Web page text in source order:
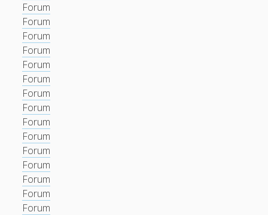
Forum
Forum
Forum
Forum
Forum
Forum
Forum
Forum
Forum
Forum
Forum
Forum
Forum
Forum
Forum